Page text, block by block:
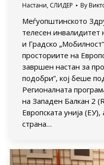
Настани, СЛИДЕР By
Меѓуопштинското
телесен
и Градско
просториите на
завршен настан за
подобри”, кој беше
Регионалната
на Западен Балкан 2
Европската унија
страна…